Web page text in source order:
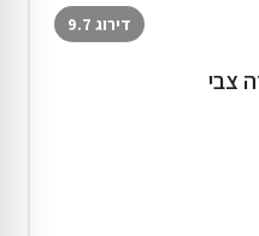
דירוג 9.7